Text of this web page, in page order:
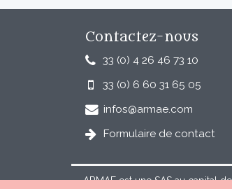
Contactez-nous
33 (0) 4 26 46 73 10
33 (0) 6 60 31 65 05
infos@armae.com
Formulaire de contact
ARMAE est une SAS au capital